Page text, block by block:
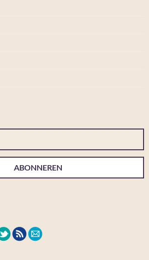
ABONNEREN